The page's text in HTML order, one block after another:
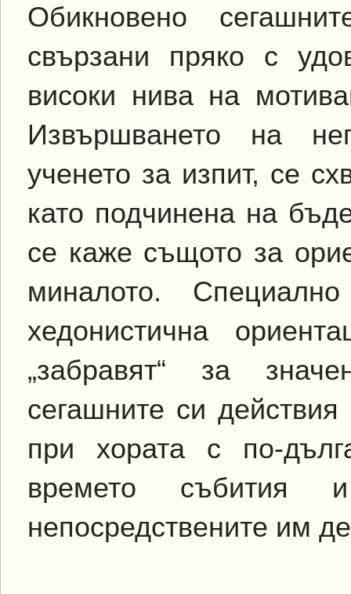
Обикновено
свързани пряко с
високи нива на
Извършването на
ученето за изпит, се
като подчинена на
се каже същото за
миналото.
хедонистична
„забравят“ за
сегашните си
при хората с по-
времето
непосредствените им